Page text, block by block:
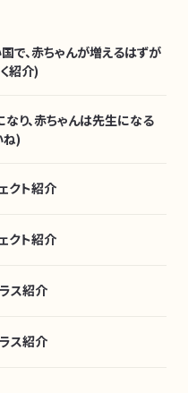
で、赤ちゃんが増えるはずが
紹介)
なり、赤ちゃんは先生になる
ね)
クト紹介
クト紹介
ス紹介
ス紹介